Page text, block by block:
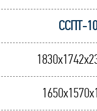
ССПТ-